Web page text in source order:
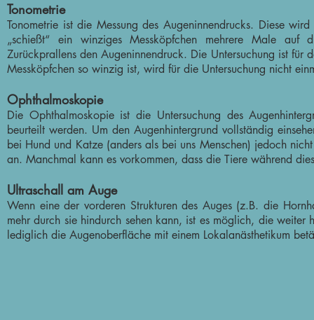
Tonometrie
Tonometrie ist die Messung des Augeninnendrucks. Diese
„schießt“ ein winziges Messköpfchen mehrere Male auf
Zurückprallens den Augeninnendruck. Die Untersuchung ist
Messköpfchen so winzig ist, wird für die Untersuchung nicht
Ophthalmoskopie
Die Ophthalmoskopie ist die Untersuchung des
beurteilt werden. Um den Augenhintergrund vollständig
bei Hund und Katze (anders als bei uns Menschen) jedoch
an. Manchmal kann es vorkommen, dass die Tiere während
Ultraschall am Auge
Wenn eine der vorderen Strukturen des Auges (z.B. die
mehr durch sie hindurch sehen kann, ist es möglich, die weiter
lediglich die Augenoberfläche mit einem Lokalanästhetikum